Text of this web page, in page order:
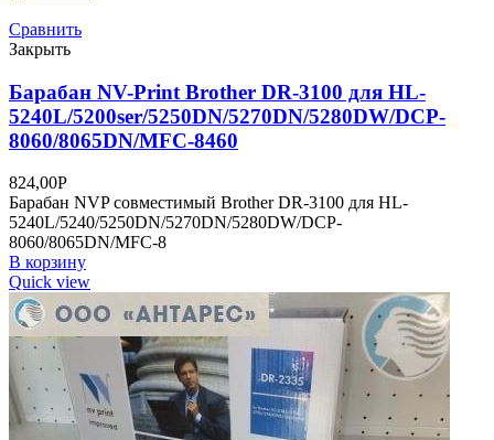
Сравнить
Закрыть
Барабан NV-Print Brother DR-3100 для HL-
5240L/5200ser/5250DN/5270DN/5280DW/DCP-
8060/8065DN/MFC-8460
824,00Р
Барабан NVP совместимый Brother DR-3100 для HL-
5240L/5240/5250DN/5270DN/5280DW/DCP-
8060/8065DN/MFC-8
В корзину
Quick view